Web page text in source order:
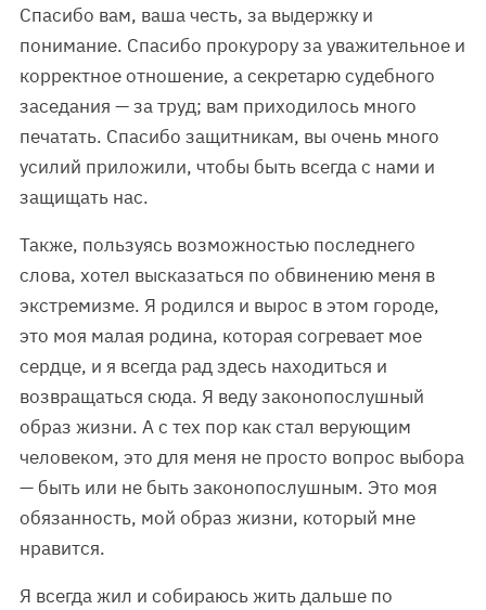
Спасибо вам, ваша честь, за выдержку и
понимание. Спасибо прокурору за уважительное и
корректное отношение, а секретарю судебного
заседания — за труд; вам приходилось много
печатать. Спасибо защитникам, вы очень много
усилий приложили, чтобы быть всегда с нами и
защищать нас.
Также, пользуясь возможностью последнего
слова, хотел высказаться по обвинению меня в
экстремизме. Я родился и вырос в этом городе,
это моя малая родина, которая согревает мое
сердце, и я всегда рад здесь находиться и
возвращаться сюда. Я веду законопослушный
образ жизни. А с тех пор как стал верующим
человеком, это для меня не просто вопрос выбора
— быть или не быть законопослушным. Это моя
обязанность, мой образ жизни, который мне
нравится.
Я всегда жил и собираюсь жить дальше по